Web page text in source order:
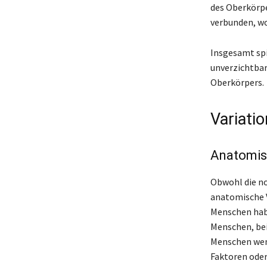
des
verbunden,
Insgesamt
Oberkörpers.
Obwohl die
anatomische
Menschen
Menschen,
Menschen
Faktoren